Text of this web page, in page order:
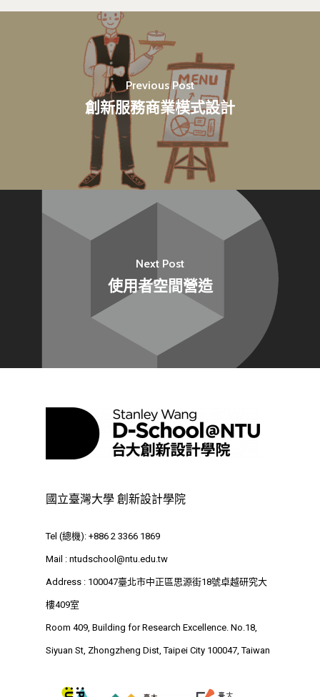
Previous Post
創新服務商業模式設計
Next Post
使用者空間營造
國立臺灣大學 創新設計學院
Tel (總機): +886 2 3366 1869
Mail : ntudschool@ntu.edu.tw
Address : 100047臺北市中正區思源街18號卓越研究大
樓409室
Room 409, Building for Research Excellence. No.18,
Siyuan St, Zhongzheng Dist, Taipei City 100047, Taiwan
最新消息
關於我們
學院簡介
團隊成員
領域專長
24hrs D
業務單位
創新領域學士學位學程
創意創業學分學程
領導學分學程
跟著董總實習
企業出題X臺大解題
探索學習計畫
相關表單
D電子報
EN
Tel : +886 2 3366 1869
Address : 100047臺北
Room 409, Building for